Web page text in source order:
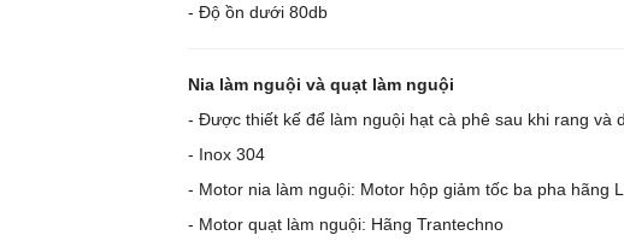
- Độ ồn dưới 80db
Nia làm nguội và quạt làm nguội
- Được thiết kế để làm nguội hạt cà phê sau khi rang và
- Inox 304
- Motor nia làm nguội: Motor hộp giảm tốc ba pha hãng
- Motor quạt làm nguội: Hãng Trantechno